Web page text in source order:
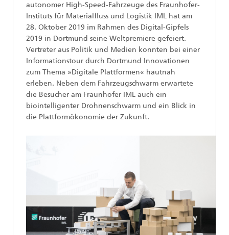
autonomer High-Speed-Fahrzeuge des Fraunhofer-
Instituts für Materialfluss und Logistik IML hat am
28. Oktober 2019 im Rahmen des Digital-Gipfels
2019 in Dortmund seine Weltpremiere gefeiert.
Vertreter aus Politik und Medien konnten bei einer
Informationstour durch Dortmund Innovationen
zum Thema »Digitale Plattformen« hautnah
erleben. Neben dem Fahrzeugschwarm erwartete
die Besucher am Fraunhofer IML auch ein
biointelligenter Drohnenschwarm und ein Blick in
die Plattformökonomie der Zukunft.